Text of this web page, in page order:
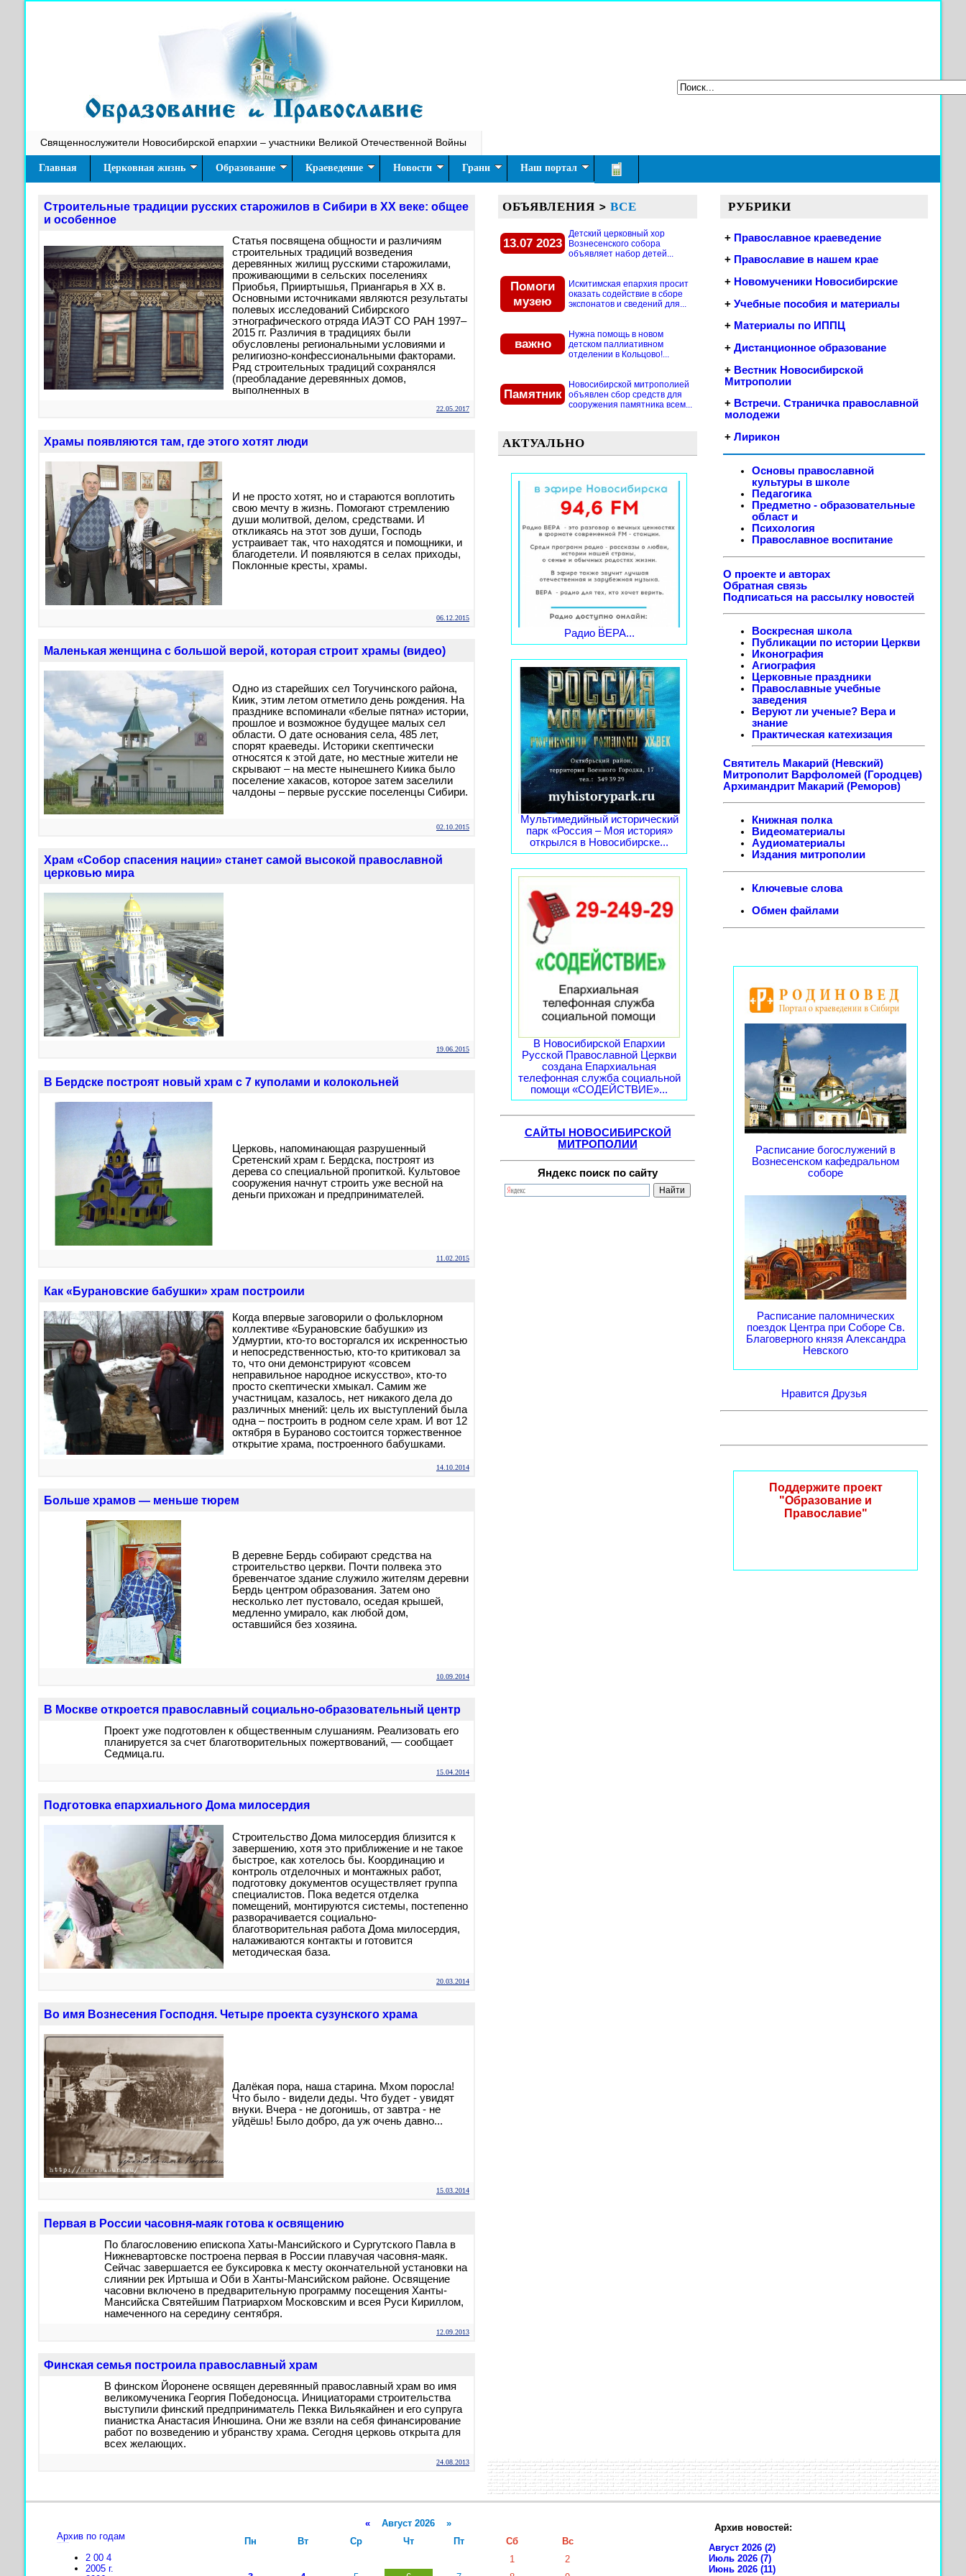
Священнослужители Новосибирской епархии – участники Великой Отечественной Войны
Главная Церковная жизнь Образование Краеведение Новости Грани Наш портал
Строительные традиции русских старожилов в Сибири в XX веке: общее
и особенное
Статья посвящена общности и различиям
строительных традиций возведения
деревянных жилищ русскими старожилами,
проживающими в сельских поселениях
Приобья, Прииртышья, Приангарья в XX в.
Основными источниками являются результаты
полевых исследований Сибирского
этнографического отряда ИАЭТ СО РАН 1997–
2015 гг. Различия в традициях были
обусловлены региональными условиями и
религиозно-конфессиональными факторами.
Ряд строительных традиций сохранялся
(преобладание деревянных домов,
выполненных в
22.05.2017
Храмы появляются там, где этого хотят люди
И не просто хотят, но и стараются воплотить
свою мечту в жизнь. Помогают стремлению
души молитвой, делом, средствами. И
откликаясь на этот зов души, Господь
устраивает так, что находятся и помощники, и
благодетели. И появляются в селах приходы,
Поклонные кресты, храмы.
06.12.2015
Маленькая женщина с большой верой, которая строит храмы (видео)
Одно из старейших сел Тогучинского района,
Киик, этим летом отметило день рождения. На
празднике вспоминали «белые пятна» истории,
прошлое и возможное будущее малых сел
области. О дате основания села, 485 лет,
спорят краеведы. Историки скептически
относятся к этой дате, но местные жители не
скрывают – на месте нынешнего Киика было
поселение хакасов, которое затем заселили
чалдоны – первые русские поселенцы Сибири.
02.10.2015
Храм «Собор спасения нации» станет самой высокой православной
церковью мира
19.06.2015
В Бердске построят новый храм с 7 куполами и колокольней
Церковь, напоминающая разрушенный
Сретенский храм г. Бердска, построят из
дерева со специальной пропиткой. Культовое
сооружения начнут строить уже весной на
деньги прихожан и предпринимателей.
11.02.2015
Как «Бурановские бабушки» храм построили
Когда впервые заговорили о фольклорном
коллективе «Бурановские бабушки» из
Удмуртии, кто-то восторгался их искренностью
и непосредственностью, кто-то критиковал за
то, что они демонстрируют «совсем
неправильное народное искусство», кто-то
просто скептически хмыкал. Самим же
участницам, казалось, нет никакого дела до
различных мнений: цель их выступлений была
одна – построить в родном селе храм. И вот 12
октября в Бураново состоится торжественное
открытие храма, построенного бабушками.
14.10.2014
Больше храмов — меньше тюрем
В деревне Бердь собирают средства на
строительство церкви. Почти полвека это
бревенчатое здание служило жителям деревни
Бердь центром образования. Затем оно
несколько лет пустовало, оседая крышей,
медленно умирало, как любой дом,
оставшийся без хозяина.
10.09.2014
В Москве откроется православный социально-образовательный центр
Проект уже подготовлен к общественным слушаниям. Реализовать его
планируется за счет благотворительных пожертвований, — сообщает
Седмица.ru.
15.04.2014
Подготовка епархиального Дома милосердия
Строительство Дома милосердия близится к
завершению, хотя это приближение и не такое
быстрое, как хотелось бы. Координацию и
контроль отделочных и монтажных работ,
подготовку документов осуществляет группа
специалистов. Пока ведется отделка
помещений, монтируются системы, постепенно
разворачивается социально-
благотворительная работа Дома милосердия,
налаживаются контакты и готовится
методическая база.
20.03.2014
Во имя Вознесения Господня. Четыре проекта сузунского храма
Далёкая пора, наша старина. Мхом поросла!
Что было - видели деды. Что будет - увидят
внуки. Вчера - не догонишь, от завтра - не
уйдёшь! Было добро, да уж очень давно...
15.03.2014
Первая в России часовня-маяк готова к освящению
По благословению епископа Хаты-Мансийского и Сургутского Павла в
Нижневартовске построена первая в России плавучая часовня-маяк.
Сейчас завершается ее буксировка к месту окончательной установки на
слиянии рек Иртыша и Оби в Ханты-Мансийском районе. Освящение
часовни включено в предварительную программу посещения Ханты-
Мансийска Святейшим Патриархом Московским и всея Руси Кириллом,
намеченного на середину сентября.
12.09.2013
Финская семья построила православный храм
В финском Йоронене освящен деревянный православный храм во имя
великомученика Георгия Победоносца. Инициаторами строительства
выступили финский предприниматель Пекка Вильякайнен и его супруга
пианистка Анастасия Инюшина. Они же взяли на себя финансирование
работ по возведению и убранству храма. Сегодня церковь открыта для
всех желающих.
24.08.2013
ОБЪЯВЛЕНИЯ > ВСЕ
13.07 2023
Детский церковный хор
Вознесенского собора
объявляет набор детей...
Помоги
музею
Искитимская епархия просит
оказать содействие в сборе
экспонатов и сведений для...
важно
Нужна помощь в новом
детском паллиативном
отделении в Кольцово!...
Памятник
Новосибирской митрополией
объявлен сбор средств для
сооружения памятника всем...
АКТУАЛЬНО
Радио ВЕРА...
Мультимедийный исторический
парк «Россия – Моя история»
открылся в Новосибирске...
В Новосибирской Епархии
Русской Православной Церкви
создана Епархиальная
телефонная служба социальной
помощи «СОДЕЙСТВИЕ»...
САЙТЫ НОВОСИБИРСКОЙ
МИТРОПОЛИИ
Яндекс поиск по сайту
РУБРИКИ
+ Православное краеведение
+ Православие в нашем крае
+ Новомученики Новосибирские
+ Учебные пособия и материалы
+ Материалы по ИППЦ
+ Дистанционное образование
+ Вестник Новосибирской
Митрополии
+ Встречи. Страничка православной
молодежи
+ Лирикон
Основы православной
культуры в школе
Педагогика
Предметно - образовательные
област и
Психология
Православное воспитание
О проекте и авторах
Обратная связь
Подписаться на рассылку новостей
Воскресная школа
Публикации по истории Церкви
Иконография
Агиография
Церковные праздники
Православные учебные
заведения
Веруют ли ученые? Вера и
знание
Практическая катехизация
Святитель Макарий (Невский)
Митрополит Варфоломей (Городцев)
Архимандрит Макарий (Реморов)
Книжная полка
Видеоматериалы
Аудиоматериалы
Издания митрополии
Ключевые слова
Обмен файлами
Расписание богослужений в
Вознесенском кафедральном
соборе
Расписание паломнических
поездок Центра при Соборе Св.
Благоверного князя Александра
Невского
Нравится Друзья
Поддержите проект
"Образование и
Православие"
Архив по годам
2 00 4
2005 г.
« Август 2026 »
Пн
Вт Ср Чт Пт Сб
Вс
1
2
Архив новостей:
Август 2026 (2)
Июль 2026 (7)
Июнь 2026 (11)